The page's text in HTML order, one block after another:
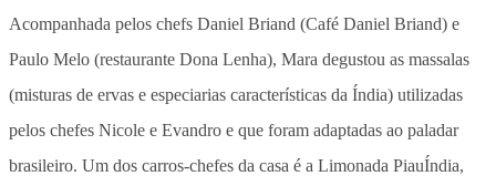
Acompanhada pelos chefs Daniel Briand (Café Daniel Briand) e
Paulo Melo (restaurante Dona Lenha), Mara degustou as massalas
(misturas de ervas e especiarias características da Índia) utilizadas
pelos chefes Nicole e Evandro e que foram adaptadas ao paladar
brasileiro. Um dos carros-chefes da casa é a Limonada PiauÍndia,